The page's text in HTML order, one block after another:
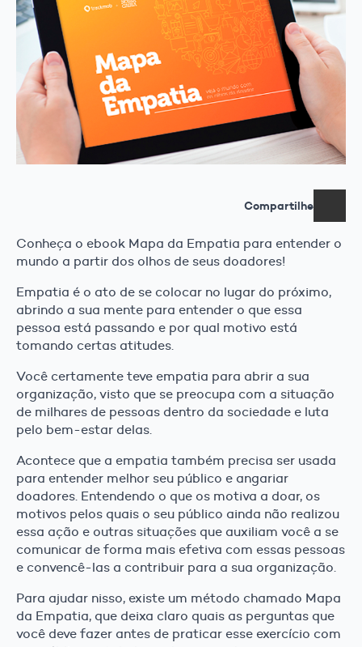
Compartilhe
Conheça o ebook Mapa da Empatia para entender o
mundo a partir dos olhos de seus doadores!
Empatia é o ato de se colocar no lugar do próximo,
abrindo a sua mente para entender o que essa
pessoa está passando e por qual motivo está
tomando certas atitudes.
Você certamente teve empatia para abrir a sua
organização, visto que se preocupa com a situação
de milhares de pessoas dentro da sociedade e luta
pelo bem-estar delas.
Acontece que a empatia também precisa ser usada
para entender melhor seu público e angariar
doadores. Entendendo o que os motiva a doar, os
motivos pelos quais o seu público ainda não realizou
essa ação e outras situações que auxiliam você a se
comunicar de forma mais efetiva com essas pessoas
e convencê-las a contribuir para a sua organização.
Para ajudar nisso, existe um método chamado Mapa
da Empatia, que deixa claro quais as perguntas que
você deve fazer antes de praticar esse exercício com